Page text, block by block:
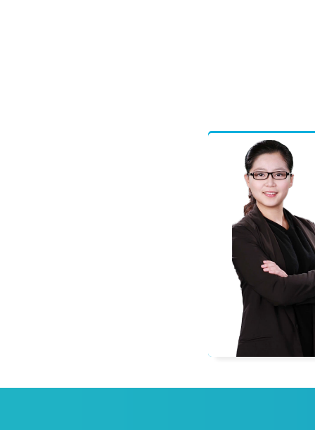
程偲一级建造师